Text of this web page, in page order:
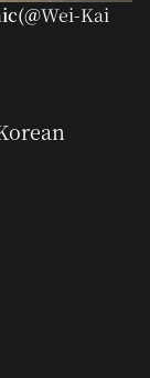
Wei-Kai